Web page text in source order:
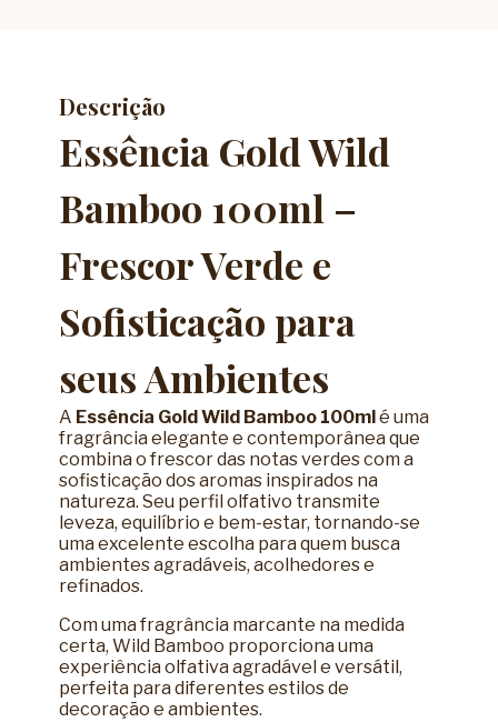
Descrição
Essência Gold Wild
Bamboo 100ml –
Frescor Verde e
Sofisticação para
seus Ambientes
A Essência Gold Wild Bamboo 100ml é uma
fragrância elegante e contemporânea que
combina o frescor das notas verdes com a
sofisticação dos aromas inspirados na
natureza. Seu perfil olfativo transmite
leveza, equilíbrio e bem-estar, tornando-se
uma excelente escolha para quem busca
ambientes agradáveis, acolhedores e
refinados.
Com uma fragrância marcante na medida
certa, Wild Bamboo proporciona uma
experiência olfativa agradável e versátil,
perfeita para diferentes estilos de
decoração e ambientes.